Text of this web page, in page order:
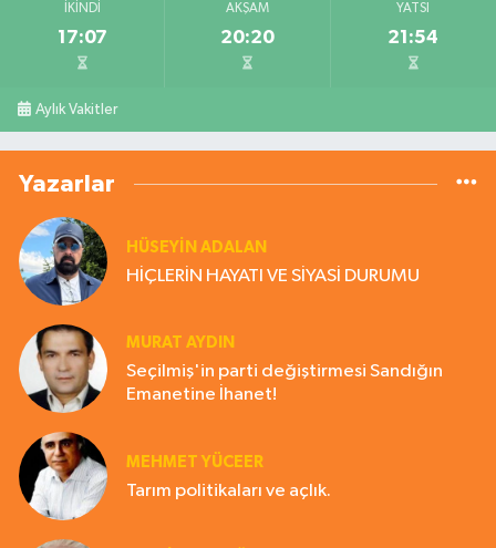
İKINDI
17:07
AKŞAM
20:20
YATSI
21:54
Aylık Vakitler
Yazarlar
HÜSEYIN ADALAN
HİÇLERİN HAYATI VE SİYASİ DURUMU
MURAT AYDIN
Seçilmiş'in parti değiştirmesi Sandığın
Emanetine İhanet!
MEHMET YÜCEER
Tarım politikaları ve açlık.